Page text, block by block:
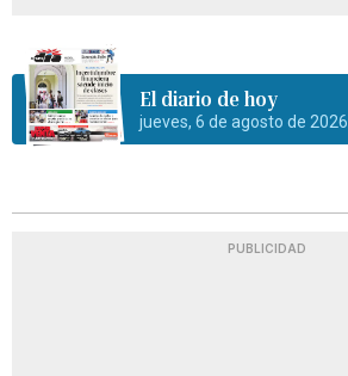
El diario de hoy
jueves, 6 de agosto de 2026
PUBLICIDAD